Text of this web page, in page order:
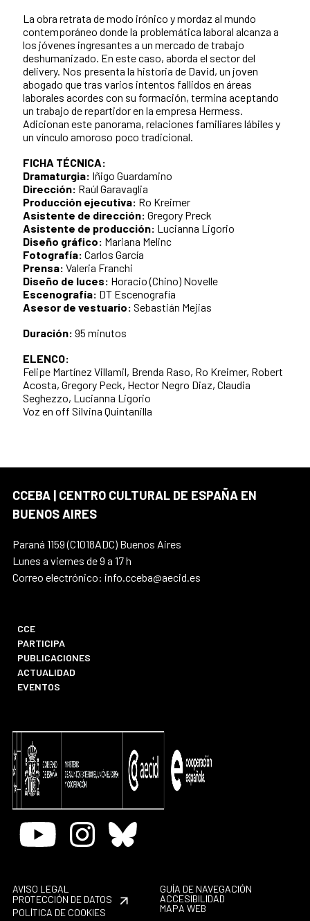
La obra retrata de modo irónico y mordaz al mundo
contemporáneo donde la problemática laboral alcanza a
los jóvenes ingresantes a un mercado de trabajo
deshumanizado. En este caso, aborda el sector del
delivery. Nos presenta la historia de David, un joven
abogado que tras varios intentos fallidos en áreas
laborales acordes con su formación, termina aceptando
un trabajo de repartidor en la empresa Hermess.
Adicionan este panorama, relaciones familiares lábiles y
un vínculo amoroso poco tradicional.
FICHA TÉCNICA:
Dramaturgia: Iñigo Guardamino
Dirección: Raúl Garavaglia
Producción ejecutiva: Ro Kreimer
Asistente de dirección: Gregory Preck
Asistente de producción: Lucianna Ligorio
Diseño gráfico: Mariana Melinc
Fotografía: Carlos García
Prensa: Valeria Franchi
Diseño de luces: Horacio (Chino) Novelle
Escenografía: DT Escenografía
Asesor de vestuario: Sebastián Mejias
Duración: 95 minutos
ELENCO:
Felipe Martínez Villamil, Brenda Raso, Ro Kreimer, Robert
Acosta, Gregory Peck, Hector Negro Diaz, Claudia
Seghezzo, Lucianna Ligorio
Voz en off Silvina Quintanilla
CCEBA | CENTRO CULTURAL DE ESPAÑA EN
BUENOS AIRES
Paraná 1159 (C1018ADC) Buenos Aires
Lunes a viernes de 9 a 17 h
Correo electrónico: info.cceba@aecid.es
CCE
PARTICIPA
PUBLICACIONES
ACTUALIDAD
EVENTOS
Youtube InstagramBluesky
AVISO LEGAL
PROTECCIÓN DE DATOS
POLÍTICA DE COOKIES
GUÍA DE NAVEGACIÓN
ACCESIBILIDAD
MAPA WEB